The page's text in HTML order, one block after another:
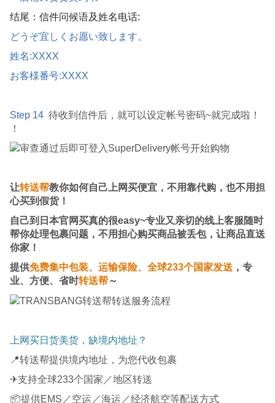
结尾：信件问候语及姓名电话:
どうぞ宜しくお愿い致します。
姓名:XXXX
お客様番号:XXXX
Step 14 待收到信件后，就可以设定帐号密码~就完成啦！
！
让转送帮教你如何自己上网买便宜，不用靠代购，也不用担
心买到假货！
自己到日本官网买真的很easy~专业又亲切的线上客服随时
帮你处理包裹问题，不用担心购买商品被丢包，让商品直送
你家！
提供免费集中包装、运输保险、全球233个国家发送 ，专
业、方便、省时转送帮～
上网买日货美货，缺境内地址？
📍转送帮提供境内地址，为您代收包裹
✈支持全球233个国家／地区转送
📦提供EMS／空运／海运／经济航空等配送方式